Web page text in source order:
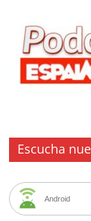
Escucha
Android